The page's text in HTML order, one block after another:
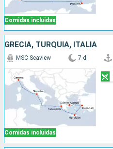
Comidas incluidas
GRECIA, TURQUÍA, ITALIA
Comidas incluidas
MSC Seaview 7 d